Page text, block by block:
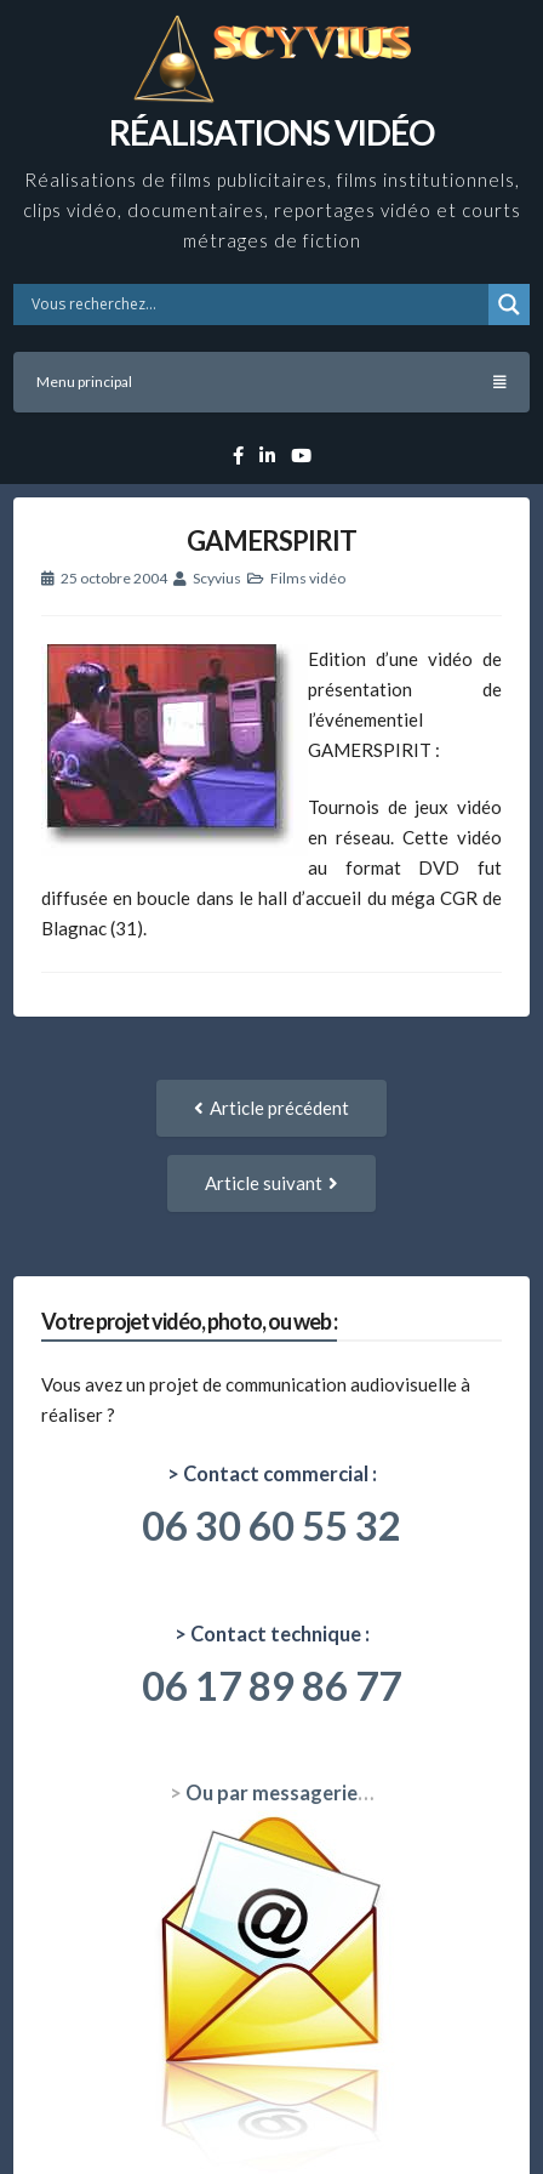
RÉALISATIONS VIDÉO
Réalisations de films publicitaires, films institutionnels,
clips vidéo, documentaires, reportages vidéo et courts
métrages de fiction
Menu principal
Facebook
LinkedinYouTube
GAMERSPIRIT
25 octobre 2004 Scyvius Films vidéo
Edition d’une vidéo de
présentation de
l’événementiel
GAMERSPIRIT :
Tournois de jeux vidéo
en réseau. Cette vidéo
au format DVD fut
diffusée en boucle dans le hall d’accueil du méga CGR de
Blagnac (31).
NavigationArticle précédent
Article suivant
Votre projet vidéo, photo, ou web :
Vous avez un projet de communication audiovisuelle à
réaliser ?
> Contact commercial :
06 30 60 55 32
> Contact technique :
06 17 89 86 77
> Ou par messagerie…